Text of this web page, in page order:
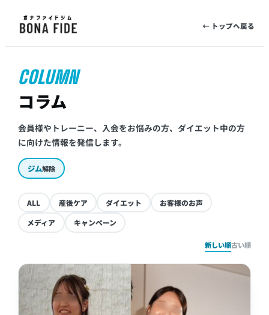
← トップへ戻る
COLUMN
コラム
会員様やトレーニー、入会をお悩みの方、ダイエット中の方
に向けた情報を発信します。
ジム解除
ALL 産後ケア ダイエット
お客様のお声
メディア
キャンペーン
新しい順古い順